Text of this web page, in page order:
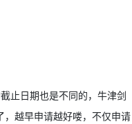
止日期也是不同的，牛津剑
越早申请越好喽，不仅申请